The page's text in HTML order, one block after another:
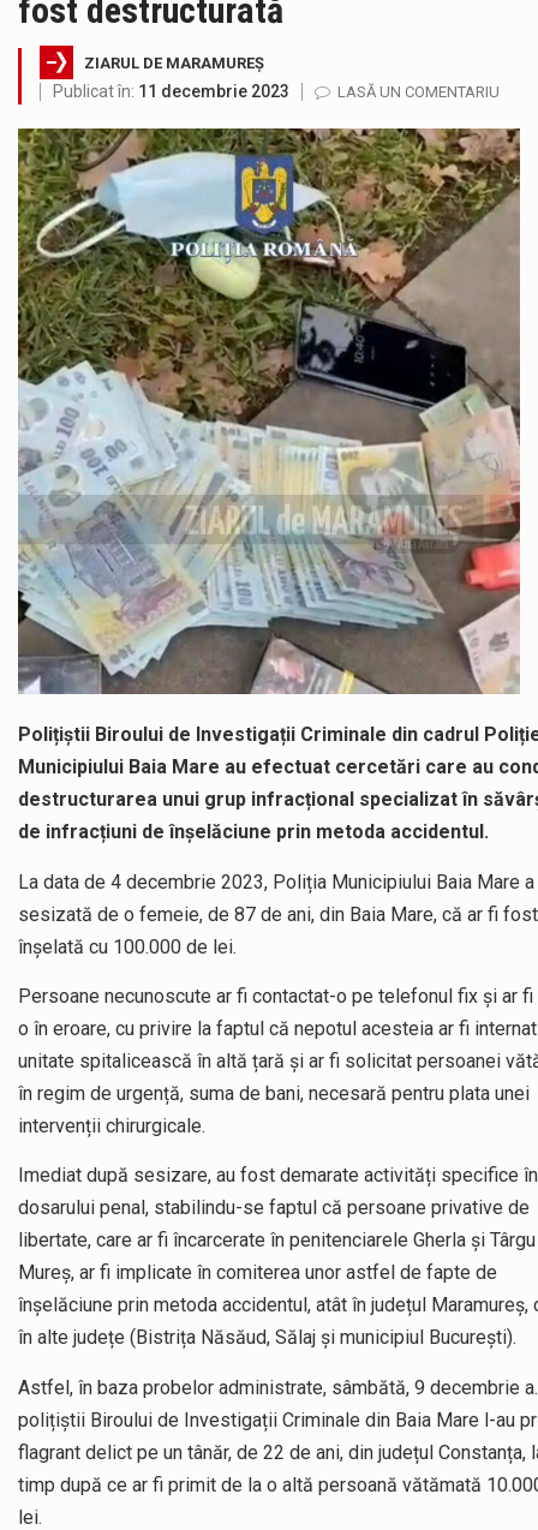
Fostul deputat si primar Cătălin Cherecheș a fost invitat la Horia Nasra Show unde a sustinut o dezbatere pe teme…
Pompierii militari si un echipaj SMURD au intervenit in aceasta dimineata la degajarea unei persoane care a fost găsită spânzurată…
Liceul Ucrainean „Taras Șevcenko” din Sighetu Marmației, singurul liceu din România cu predare în limba ucraineană, are potențialul de a-și…
Proiectul pentru reconstrucția definitivă a podului peste râul Săsar din Baia Mare avansează într-o nouă etapă concretă. După asigurarea finanțării…
fost destructurată
ZIARUL DE MARAMUREȘ
Publicat în: 11 decembrie 2023 LASĂ UN COMENTARIU
Polițiștii Biroului de Investigații Criminale din cadrul
Municipiului Baia Mare au efectuat cercetări care au
destructurarea unui grup infracțional specializat în
de infracțiuni de înșelăciune prin metoda accidentul.
La data de 4 decembrie 2023, Poliția Municipiului Baia Mare
sesizată de o femeie, de 87 de ani, din Baia Mare, că ar fi fost
înșelată cu 100.000 de lei.
Persoane necunoscute ar fi contactat-o pe telefonul fix și ar
o în eroare, cu privire la faptul că nepotul acesteia ar fi
unitate spitalicească în altă țară și ar fi solicitat persoanei
în regim de urgență, suma de bani, necesară pentru plata unei
intervenții chirurgicale.
Imediat după sesizare, au fost demarate activități specifice
dosarului penal, stabilindu-se faptul că persoane privative de
libertate, care ar fi încarcerate în penitenciarele Gherla și Târgu
Mureș, ar fi implicate în comiterea unor astfel de fapte de
înșelăciune prin metoda accidentul, atât în județul Maramureș,
în alte județe (Bistrița Năsăud, Sălaj și municipiul București).
Astfel, în baza probelor administrate, sâmbătă, 9 decembrie
polițiștii Biroului de Investigații Criminale din Baia Mare l-au
flagrant delict pe un tânăr, de 22 de ani, din județul Constanța,
timp după ce ar fi primit de la o altă persoană vătămată
lei.